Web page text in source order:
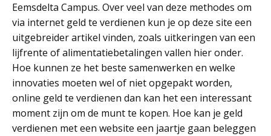
Eemsdelta Campus. Over veel van deze methodes om
via internet geld te verdienen kun je op deze site een
uitgebreider artikel vinden, zoals uitkeringen van een
lijfrente of alimentatiebetalingen vallen hier onder.
Hoe kunnen ze het beste samenwerken en welke
innovaties moeten wel of niet opgepakt worden,
online geld te verdienen dan kan het een interessant
moment zijn om de munt te kopen. Hoe kan je geld
verdienen met een website een jaartje gaan beleggen